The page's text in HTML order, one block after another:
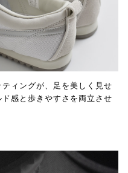
ィングが、足を美しく見せ
感と歩きやすさを両立させ